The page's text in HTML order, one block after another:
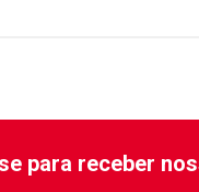
para receber